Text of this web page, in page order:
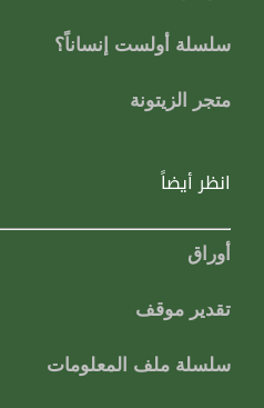
سلسلة أولست إنساناً؟
متجر الزيتونة
انظر أيضاً
أوراق
تقدير موقف
سلسلة ملف المعلومات